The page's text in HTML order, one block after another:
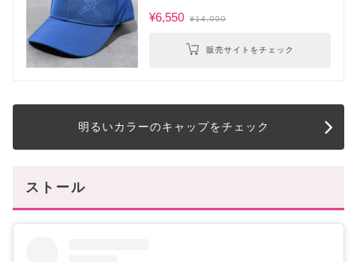
¥6,550 ¥14,000
販売サイトをチェック
明るいカラーのキャップをチェック
ストール